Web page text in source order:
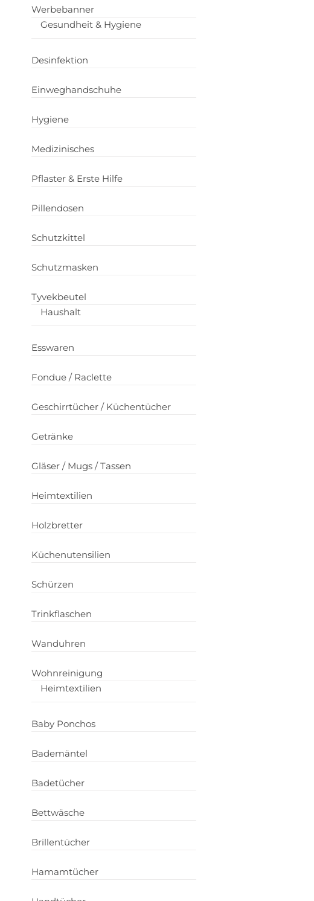
Werbebanner
Gesundheit & Hygiene
Desinfektion
Einweghandschuhe
Hygiene
Medizinisches
Pflaster & Erste Hilfe
Pillendosen
Schutzkittel
Schutzmasken
Tyvekbeutel
Haushalt
Esswaren
Fondue / Raclette
Geschirrtücher / Küchentücher
Getränke
Gläser / Mugs / Tassen
Heimtextilien
Holzbretter
Küchenutensilien
Schürzen
Trinkflaschen
Wanduhren
Wohnreinigung
Heimtextilien
Baby Ponchos
Bademäntel
Badetücher
Bettwäsche
Brillentücher
Hamamtücher